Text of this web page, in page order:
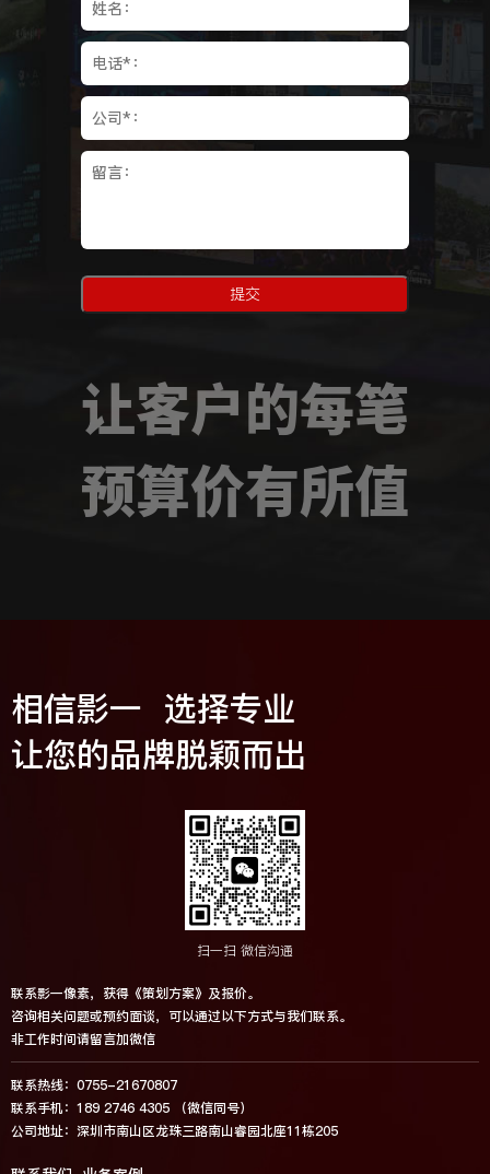
提交
让客户的每笔
预算价有所值
相信影一 选择专业
让您的品牌脱颖而出
扫一扫 微信沟通
联系影一像素，获得《策划方案》及报价。
咨询相关问题或预约面谈，可以通过以下方式与我们联系。
非工作时间请留言加微信
联系热线：0755-21670807
联系手机：189 2746 4305 （微信同号）
公司地址：深圳市南山区龙珠三路南山睿园北座11栋205